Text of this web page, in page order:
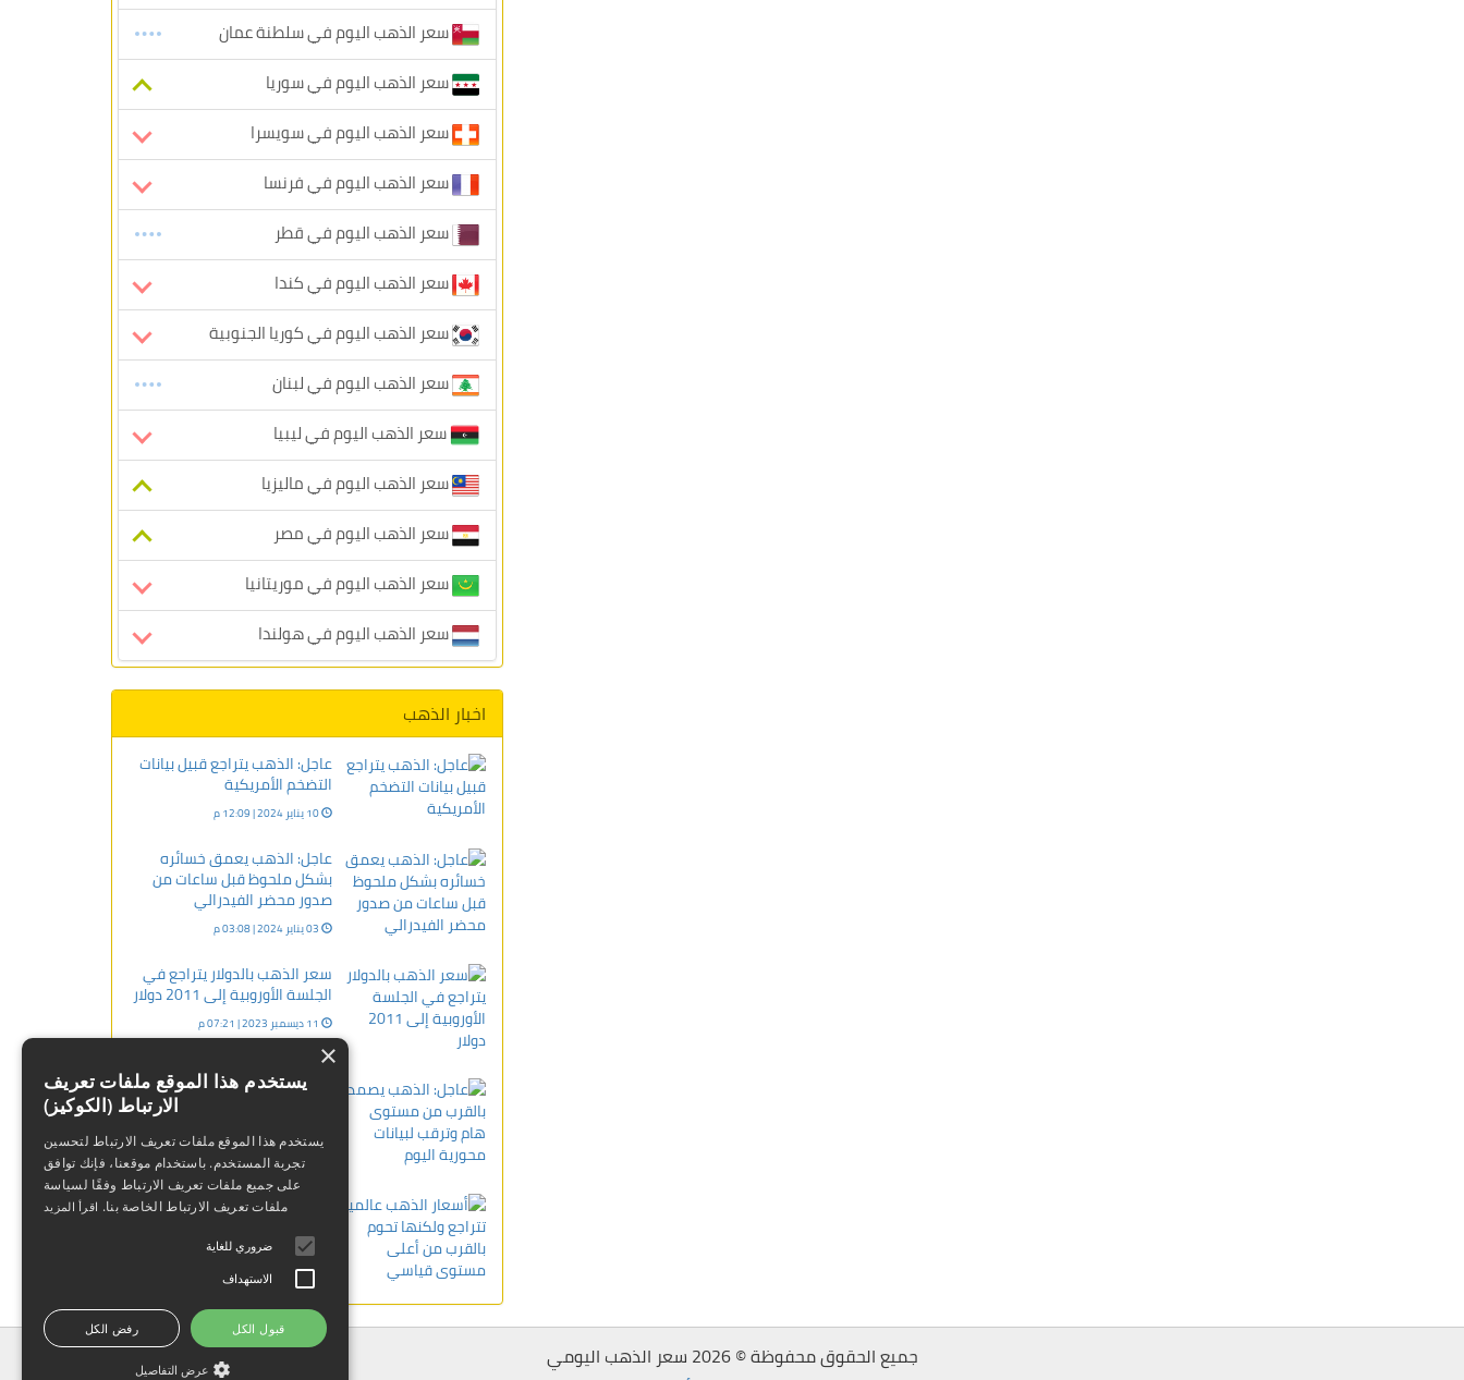
سعر الذهب اليوم في سلطنة عمان
سعر الذهب اليوم في سوريا
سعر الذهب اليوم في سويسرا
سعر الذهب اليوم في فرنسا
سعر الذهب اليوم في قطر
سعر الذهب اليوم في كندا
سعر الذهب اليوم في كوريا الجنوبية
سعر الذهب اليوم في لبنان
سعر الذهب اليوم في ليبيا
سعر الذهب اليوم في ماليزيا
سعر الذهب اليوم في مصر
سعر الذهب اليوم في موريتانيا
سعر الذهب اليوم في هولندا
اخبار الذهب
عاجل: الذهب يتراجع قبيل بيانات
التضخم الأمريكية
10 يناير 2024 | 12:09 م
عاجل: الذهب يعمق خسائره
بشكل ملحوظ قبل ساعات من
صدور محضر الفيدرالي
03 يناير 2024 | 03:08 م
سعر الذهب بالدولار يتراجع في
الجلسة الأوروبية إلى 2011 دولار
11 ديسمبر 2023 | 07:21 م
عاجل: الذهب يصمد بالقرب من
مستوى هام وترقب لبيانات
محورية اليوم
أسعار الذهب عالميا تتراجع
ولكنها تحوم بالقرب من أعلى
مستوى قياسي
جميع الحقوق محفوظة © 2026 سعر الذهب اليومي
×
يستخدم هذا الموقع ملفات تعريف
الارتباط (الكوكيز)
يستخدم هذا الموقع ملفات تعريف الارتباط لتحسين
تجربة المستخدم. باستخدام موقعنا، فإنك توافق
على جميع ملفات تعريف الارتباط وفقًا لسياسة
ملفات تعريف الارتباط الخاصة بنا. اقرأ المزيد
ضروري للغاية
الاستهداف
قبول الكل رفض الكل
عرض التفاصيل